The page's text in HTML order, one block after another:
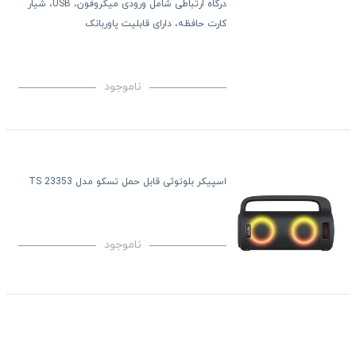
درگاه ارتباطی شامل ورودی میکروفون، USB، شیار
کارت حافظه، دارای قابلیت پاوربانک
ناموجود
اسپیکر بلوتوثی قابل حمل تسکو مدل TS 23353
ناموجود